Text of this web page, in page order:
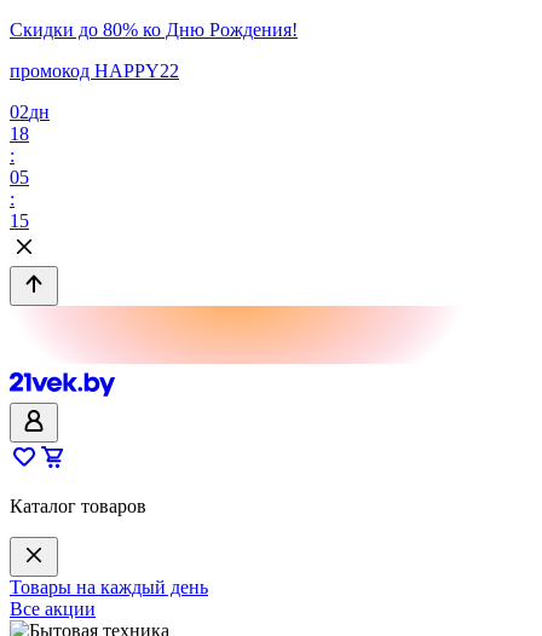
Скидки до 80% ко Дню Рождения!
промокод HAPPY22
02дн
18
:
05
:
15
Каталог товаров
Товары на каждый день
Все акции